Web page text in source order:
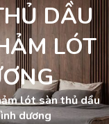
DẦU
LÓT
lót sàn thủ dầu
dương